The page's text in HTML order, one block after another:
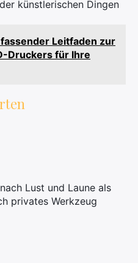
künstlerischen Dingen
Leitfaden zur
Druckers für Ihre
Lust und Laune als
privates Werkzeug